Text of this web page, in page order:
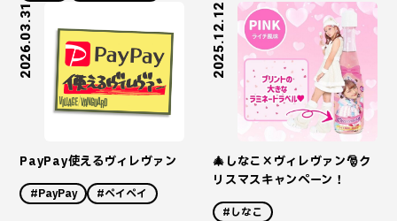
2026.03.31
PayPay使えるヴィレヴァン
#PayPay #ペイペイ
2025.12.12
🎄しなこ×ヴィレヴァン🎅ク
リスマスキャンペーン！
#しなこ